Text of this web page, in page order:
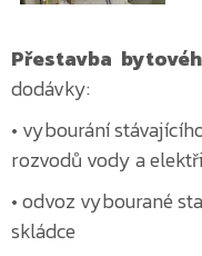
Přestavba
dodávky:
• vybourání
rozvodů vody a
• odvoz vybourané
skládce